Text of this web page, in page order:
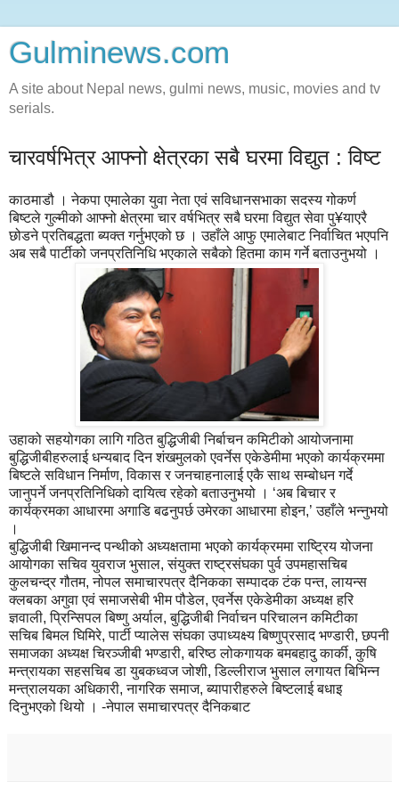
Gulminews.com
A site about Nepal news, gulmi news, music, movies and tv
serials.
चारवर्षभित्र आफ्नो क्षेत्रका सबै घरमा विद्युत : विष्ट
काठमाडौ । नेकपा एमालेका युवा नेता एवं सविधानसभाका सदस्य गोकर्ण
बिष्टले गुल्मीको आफ्नो क्षेत्रमा चार वर्षभित्र सबै घरमा विद्युत सेवा पु¥याएरै
छोडने प्रतिबद्धता ब्यक्त गर्नुभएको छ । उहाँले आफु एमालेबाट निर्वाचित भएपनि
अब सबै पार्टीको जनप्रतिनिधि भएकाले सबैको हितमा काम गर्ने बताउनुभयो ।
उहाको सहयोगका लागि गठित बुद्धिजीबी निर्बाचन कमिटीको आयोजनामा
बुद्धिजीबीहरुलाई धन्यबाद दिन शंखमुलको एवर्नेस एकेडेमीमा भएको कार्यक्रममा
बिष्टले सविधान निर्माण, विकास र जनचाहनालाई एकै साथ सम्बोधन गर्दे
जानुपर्ने जनप्रतिनिधिको दायित्व रहेको बताउनुभयो । ‘अब बिचार र
कार्यक्रमका आधारमा अगाडि बढनुपर्छ उमेरका आधारमा होइन,’ उहाँले भन्नुभयो
।
बुद्धिजीबी खिमानन्द पन्थीको अध्यक्षतामा भएको कार्यक्रममा राष्ट्रिय योजना
आयोगका सचिव युवराज भुसाल, संयुक्त राष्ट्रसंघका पुर्व उपमहासचिब
कुलचन्द्र गौतम, नोपल समाचारपत्र दैनिकका सम्पादक टंक पन्त, लायन्स
क्लबका अगुवा एवं समाजसेबी भीम पौडेल, एवर्नेस एकेडेमीका अध्यक्ष हरि
ज्ञवाली, प्रिन्सिपल बिष्णु अर्याल, बुद्धिजीबी निर्वाचन परिचालन कमिटीका
सचिब बिमल घिमिरे, पार्टी प्यालेस संघका उपाध्यक्ष्य बिष्णुप्रसाद भण्डारी, छपनी
समाजका अध्यक्ष चिरञ्जीबी भण्डारी, बरिष्ठ लोकगायक बमबहादु कार्की, कुषि
मन्त्रायका सहसचिब डा युबकध्वज जोशी, डिल्लीराज भुसाल लगायत बिभिन्न
मन्त्रालयका अधिकारी, नागरिक समाज, ब्यापारीहरुले बिष्टलाई बधाइ
दिनुभएको थियो । -नेपाल समाचारपत्र दैनिकबाट